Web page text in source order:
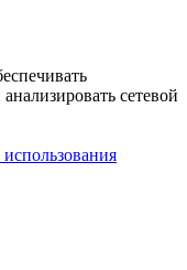
сетевой